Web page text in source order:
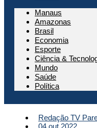
Manaus
Amazonas
Brasil
Economia
Esporte
Ciência &
Mundo
Saúde
Política
Redação TV
04 out 2022